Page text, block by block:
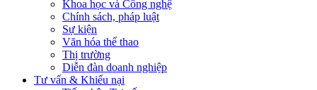
Khoa học và Công nghệ
Chính sách, pháp luật
Sự kiện
Văn hóa thể thao
Thị trường
Diễn đàn doanh nghiệp
Tư vấn & Khiếu nại